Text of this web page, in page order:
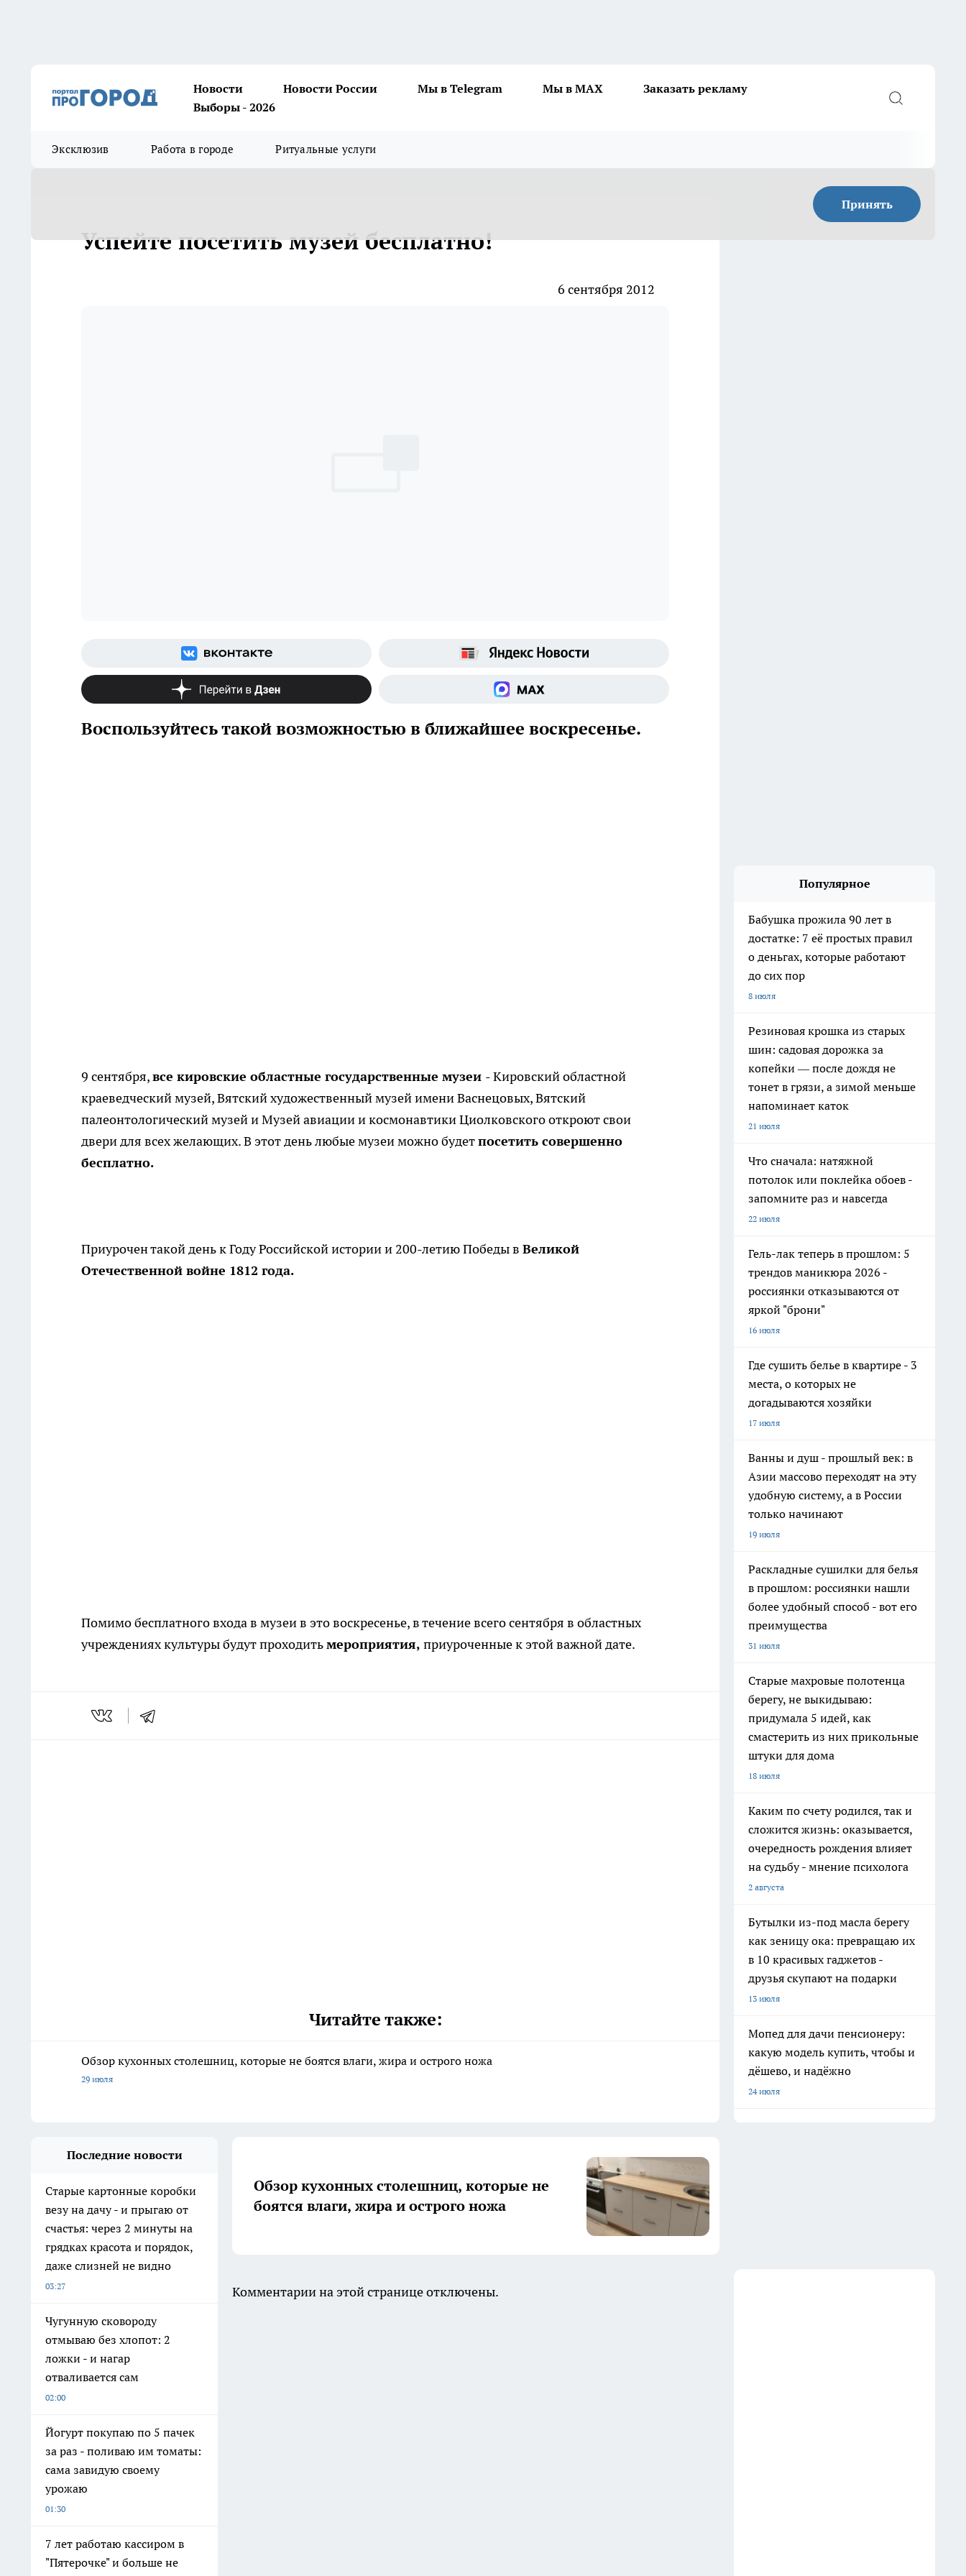
Новости Новости России Мы в Telegram Мы в MAX
Заказать рекламу
Выборы - 2026
Эксклюзив Работа в городе Ритуальные услуги
Принять
Успейте посетить музей бесплатно!
6 сентября 2012
Воспользуйтесь такой возможностью в ближайшее воскресенье.
9 сентября,все кировские областные государственные музеи - Кировский областной
краеведческий музей, Вятский художественный музей имени Васнецовых, Вятский
палеонтологический музей и Музей авиации и космонавтики Циолковского откроют свои
двери для всех желающих. В этот день любые музеи можно будетпосетить совершенно
бесплатно.
Приурочен такой день к Году Российской истории и 200-летию Победы в Великой
Отечественной войне 1812 года.
Помимо бесплатного входа в музеи в это воскресенье, в течение всего сентября в областных
учреждениях культуры будут проходитьмероприятия, приуроченные к этой важной дате.
Читайте также:
Обзор кухонных столешниц, которые не боятся влаги, жира и острого ножа
29 июля
Популярное
Бабушка прожила 90 лет в
достатке: 7 её простых правил
о деньгах, которые работают
до сих пор
8 июля
Резиновая крошка из старых
шин: садовая дорожка за
копейки — после дождя не
тонет в грязи, а зимой меньше
напоминает каток
21 июля
Что сначала: натяжной
потолок или поклейка обоев -
запомните раз и навсегда
22 июля
Гель-лак теперь в прошлом: 5
трендов маникюра 2026 -
россиянки отказываются от
яркой "брони"
16 июля
Где сушить белье в квартире - 3
места, о которых не
догадываются хозяйки
17 июля
Ванны и душ - прошлый век: в
Азии массово переходят на эту
удобную систему, а в России
только начинают
19 июля
Раскладные сушилки для белья
в прошлом: россиянки нашли
более удобный способ - вот его
преимущества
31 июля
Старые махровые полотенца
берегу, не выкидываю:
придумала 5 идей, как
смастерить из них прикольные
штуки для дома
18 июля
Каким по счету родился, так и
сложится жизнь: оказывается,
очередность рождения влияет
на судьбу - мнение психолога
2 августа
Бутылки из-под масла берегу
как зеницу ока: превращаю их
в 10 красивых гаджетов -
друзья скупают на подарки
13 июля
Мопед для дачи пенсионеру:
какую модель купить, чтобы и
дёшево, и надёжно
24 июля
Последние новости
Старые картонные коробки
везу на дачу - и прыгаю от
счастья: через 2 минуты на
грядках красота и порядок,
даже слизней не видно
03:27
Чугунную сковороду
отмываю без хлопот: 2
ложки - и нагар
отваливается сам
02:00
Йогурт покупаю по 5 пачек
за раз - поливаю им томаты:
сама завидую своему
урожаю
01:30
7 лет работаю кассиром в
"Пятерочке" и больше не
Обзор кухонных столешниц, которые не
боятся влаги, жира и острого ножа
Комментарии на этой странице отключены.